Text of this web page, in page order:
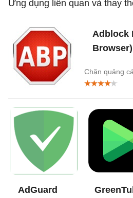
Ứng dụng liên quan và thay
Adblock
Chặn quảng
AdGuard